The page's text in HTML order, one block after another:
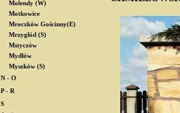
Molendy (W)
Motkowice
Mroczków Gościnny(E)
Mrzygłód (S)
Mstyczów
Mydłów
Myszków (S)
N - O
P - R
S